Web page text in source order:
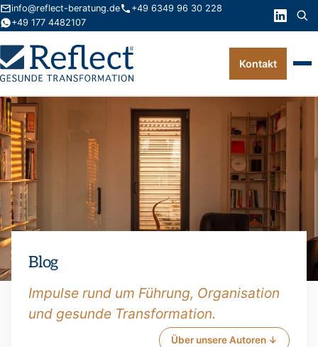
info@reflect-beratung.de
+49 6349 96 30 228
+49 177 4482107
Leistungen
Produkte
Wissen
Über uns
Kontakt
Blog
Impulse rund um Führung, Organisation
und gesunde Transformation.
Über unsere Autoren ↓